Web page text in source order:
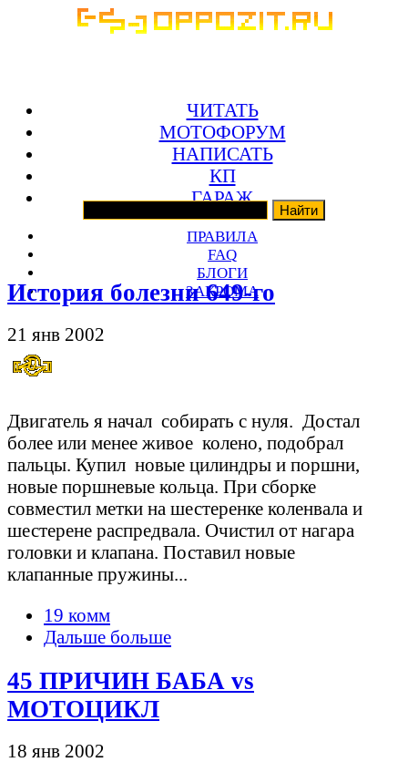
ЧИТАТЬ
МОТОФОРУМ
НАПИСАТЬ
КП
ГАРАЖ
ПРАВИЛА
FAQ
БЛОГИ
ЗАКРОМА
История болезни 649-го
21 янв 2002
Двигатель я начал собирать с нуля. Достал
более или менее живое колено, подобрал
пальцы. Купил новые цилиндры и поршни,
новые поршневые кольца. При сборке
совместил метки на шестеренке коленвала и
шестерене распредвала. Очистил от нагара
головки и клапана. Поставил новые
клапанные пружины...
19 комм
Дальше больше
45 ПРИЧИН БАБА vs
МОТОЦИКЛ
18 янв 2002